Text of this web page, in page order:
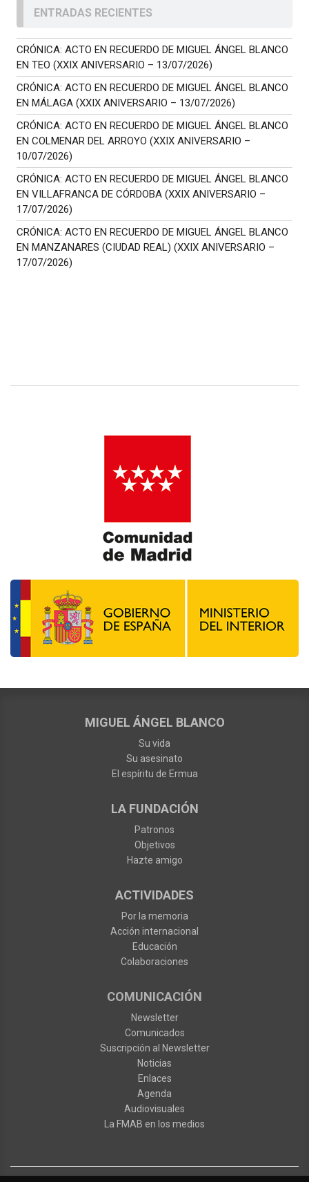
ENTRADAS RECIENTES
CRÓNICA: ACTO EN RECUERDO DE MIGUEL ÁNGEL BLANCO
EN TEO (XXIX ANIVERSARIO – 13/07/2026)
CRÓNICA: ACTO EN RECUERDO DE MIGUEL ÁNGEL BLANCO
EN MÁLAGA (XXIX ANIVERSARIO – 13/07/2026)
CRÓNICA: ACTO EN RECUERDO DE MIGUEL ÁNGEL BLANCO
EN COLMENAR DEL ARROYO (XXIX ANIVERSARIO –
10/07/2026)
CRÓNICA: ACTO EN RECUERDO DE MIGUEL ÁNGEL BLANCO
EN VILLAFRANCA DE CÓRDOBA (XXIX ANIVERSARIO –
17/07/2026)
CRÓNICA: ACTO EN RECUERDO DE MIGUEL ÁNGEL BLANCO
EN MANZANARES (CIUDAD REAL) (XXIX ANIVERSARIO –
17/07/2026)
MIGUEL ÁNGEL BLANCO
Su vida
Su asesinato
El espíritu de Ermua
LA FUNDACIÓN
Patronos
Objetivos
Hazte amigo
ACTIVIDADES
Por la memoria
Acción internacional
Educación
Colaboraciones
COMUNICACIÓN
Newsletter
Comunicados
Suscripción al Newsletter
Noticias
Enlaces
Agenda
Audiovisuales
La FMAB en los medios